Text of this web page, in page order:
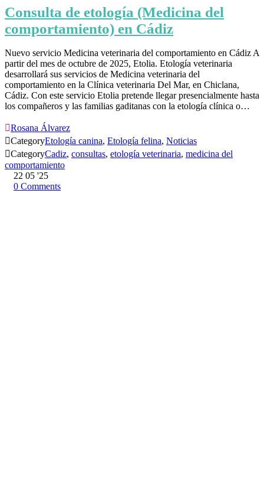
Consulta de etología (Medicina del
comportamiento) en Cádiz
Nuevo servicio Medicina veterinaria del comportamiento en Cádiz A
partir del mes de octubre de 2025, Etolia. Etología veterinaria
desarrollará sus servicios de Medicina veterinaria del
comportamiento en la Clínica veterinaria Del Mar, en Chiclana,
Cádiz. Con este servicio Etolia pretende llegar presencialmente hasta
los compañeros y las familias gaditanas con la etología clínica o…
Rosana Álvarez
CategoryEtología canina, Etología felina, Noticias
CategoryCadiz, consultas, etología veterinaria, medicina del
comportamiento
22 05 '25
0 Comments